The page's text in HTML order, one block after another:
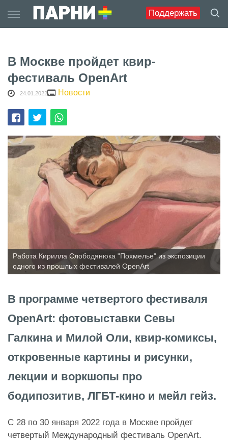
Поддержать
to
content
В Москве пройдет квир-
фестиваль OpenArt
24.01.2022 Новости
Работа Кирилла Слободянюка "Похмелье" из экспозиции
одного из прошлых фестивалей OpenArt
В программе четвертого фестиваля
OpenArt: фотовыставки Севы
Галкина и Милой Оли, квир-комиксы,
откровенные картины и рисунки,
лекции и воркшопы про
бодипозитив, ЛГБТ-кино и мейл гейз.
С 28 по 30 января 2022 года в Москве пройдет
четвертый Международный фестиваль OpenArt.